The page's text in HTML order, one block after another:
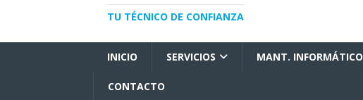
TU TÉCNICO DE CONFIANZA
INICIO SERVICIOS MANT. INFORMÁTICO
CONTACTO